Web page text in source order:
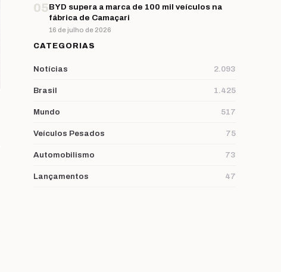
05BYD supera a marca de 100 mil veículos na
fábrica de Camaçari
16 de julho de 2026
CATEGORIAS
Notícias 2.093
Brasil 1.425
Mundo 517
Veículos Pesados 75
Automobilismo 73
Lançamentos 47